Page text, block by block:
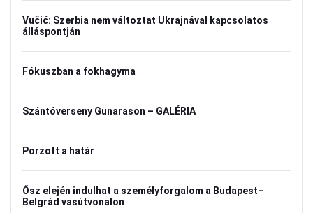
Vučić: Szerbia nem változtat Ukrajnával kapcsolatos
álláspontján
Fókuszban a fokhagyma
Szántóverseny Gunarason – GALÉRIA
Porzott a határ
Ősz elején indulhat a személyforgalom a Budapest–
Belgrád vasútvonalon